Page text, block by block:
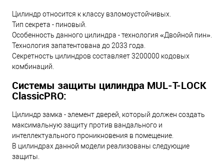
Цилиндр относится к классу взломоустойчивых.
Тип секрета - пиновый.
Особенность данного цилиндра - технология «Двойной пин».
Технология запатентована до 2033 года.
Секретность цилиндров составляет 3200000 кодовых
комбинаций.
Системы защиты цилиндра MUL-T-LOCK
ClassicPRO:
Цилиндр замка - элемент дверей, который должен создать
максимальную защиту против вандального и
интеллектуального проникновения в помещение.
В цилиндрах данной модели реализованы следующие
защиты.